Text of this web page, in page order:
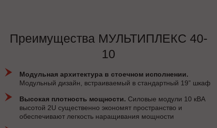
Преимущества МУЛЬТИПЛЕКС 40-
10
Модульная архитектура в стоечном исполнении.
Модульный дизайн, встраиваемый в стандартный 19” шкаф
Высокая плотность мощности. Силовые модули 10 кВА
высотой 2U существенно экономят пространство и
обеспечивают легкость наращивания мощности